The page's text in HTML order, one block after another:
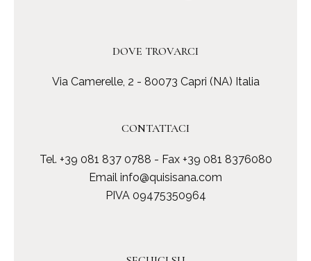
DOVE TROVARCI
Via Camerelle, 2 - 80073 Capri (NA) Italia
CONTATTACI
Tel. +39 081 837 0788 - Fax +39 081 8376080
Email info@quisisana.com
PIVA 09475350964